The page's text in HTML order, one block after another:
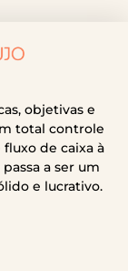
objetivas e
total controle
de caixa à
a ser um
e lucrativo.